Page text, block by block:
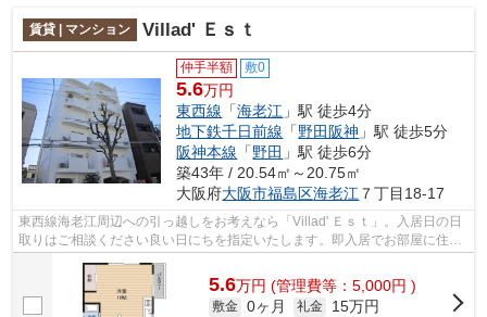
賃貸 | マンション Villad' Ｅｓｔ
仲手半額 敷0
5.6万円
東西線 「海老江 」駅 徒歩4分
地下鉄千日前線 「野田阪神 」駅 徒歩5分
阪神本線 「野田 」駅 徒歩6分
築43年 / 20.54㎡～20.75㎡
大阪府大阪市福島区海老江 ７丁目18-17
東西線海老江周辺への引っ越しをお考えなら「Villad' Ｅｓｔ」。入居日の日
取りはご相談ください良い日にちを指定いたします。即入居でお部屋に住み
5.6万円 (管理費等：5,000円 )
敷金 0ヶ月 礼金
15万円